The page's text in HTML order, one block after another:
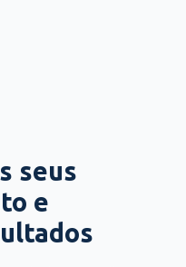
seus
e